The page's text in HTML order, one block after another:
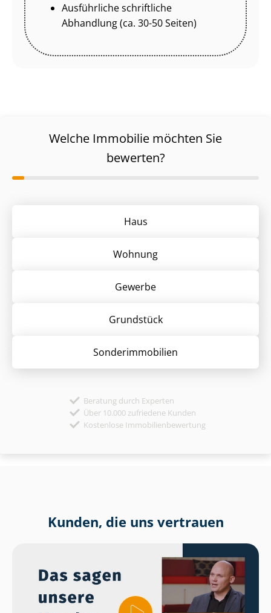
Ausführliche schriftliche
Abhandlung (ca. 30-50 Seiten)
Welche Immobilie möchten Sie
bewerten?
Haus
Wohnung
Gewerbe
Grund­stück
Sonder­immobilien
Beratung durch Experten
Über 10.000 zufriedene Kunden
Kostenlose Immobilienbewertung
Kunden, die uns vertrauen